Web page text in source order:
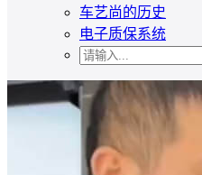
车艺尚的历史
电子质保系统